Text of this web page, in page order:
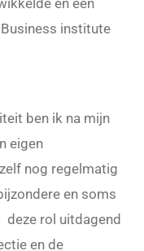
en een
institute
ben ik na mijn
eigen
nog regelmatig
en soms
rol uitdagend
en de